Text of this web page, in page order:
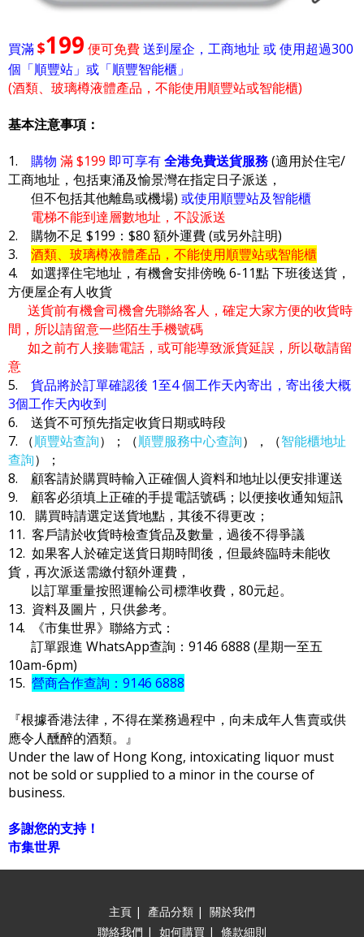
買滿$199 便可免費送到屋企，工商地址 或 使用超過300
個「順豐站」或「順豐智能櫃」
(酒類、玻璃樽液體產品，不能使用順豐站或智能櫃)
基本注意事項：
1. 購物 滿 $199 即可享有全港免費送貨服務(適用於住宅/
工商地址，包括東涌及愉景灣在指定日子派送，
但不包括其他離島或機場) 或使用順豐站及智能櫃
電梯不能到達層數地址，不設派送
2. 購物不足 $199：$80 額外運費 (或另外註明)
3. 酒類、玻璃樽液體產品，不能使用順豐站或智能櫃
4. 如選擇住宅地址，有機會安排傍晚 6-11點 下班後送貨，
方便屋企有人收貨
送貨前有機會司機會先聯絡客人，確定大家方便的收貨時
間，所以請留意一些陌生手機號碼
如之前冇人接聽電話，或可能導致派貨延誤，所以敬請留
意
5. 貨品將於訂單確認後 1至4 個工作天內寄出，寄出後大概
3個工作天內收到
6. 送貨不可預先指定收貨日期或時段
7. （順豐站查詢）；（順豐服務中心查詢），（智能櫃地址
查詢）；
8. 顧客請於購買時輸入正確個人資料和地址以便安排運送
9. 顧客必須填上正確的手提電話號碼；以便接收通知短訊
10. 購買時請選定送貨地點，其後不得更改；
11. 客戶請於收貨時檢查貨品及數量，過後不得爭議
12. 如果客人於確定送貨日期時間後，但最終臨時未能收
貨，再次派送需繳付額外運費，
以訂單重量按照運輸公司標準收費，80元起。
13. 資料及圖片，只供參考。
14. 《市集世界》聯絡方式：
訂單跟進 WhatsApp查詢：9146 6888 (星期一至五
10am-6pm)
15. 營商合作查詢：9146 6888
『根據香港法律，不得在業務過程中，向未成年人售賣或供
應令人醺醉的酒類。』
Under the law of Hong Kong, intoxicating liquor must
not be sold or supplied to a minor in the course of
business.
多謝您的支持！
市集世界
主頁 | 產品分類 | 關於我們
聯絡我們 | 如何購買 | 條款細則